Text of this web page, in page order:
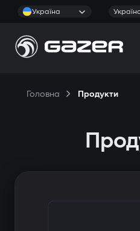
Україна
Головна Продукти